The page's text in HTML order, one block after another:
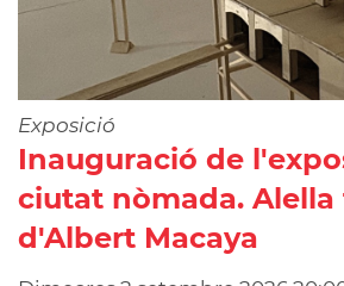
Exposició
Inauguració de
ciutat nòmada. Alella
d'Albert Macaya